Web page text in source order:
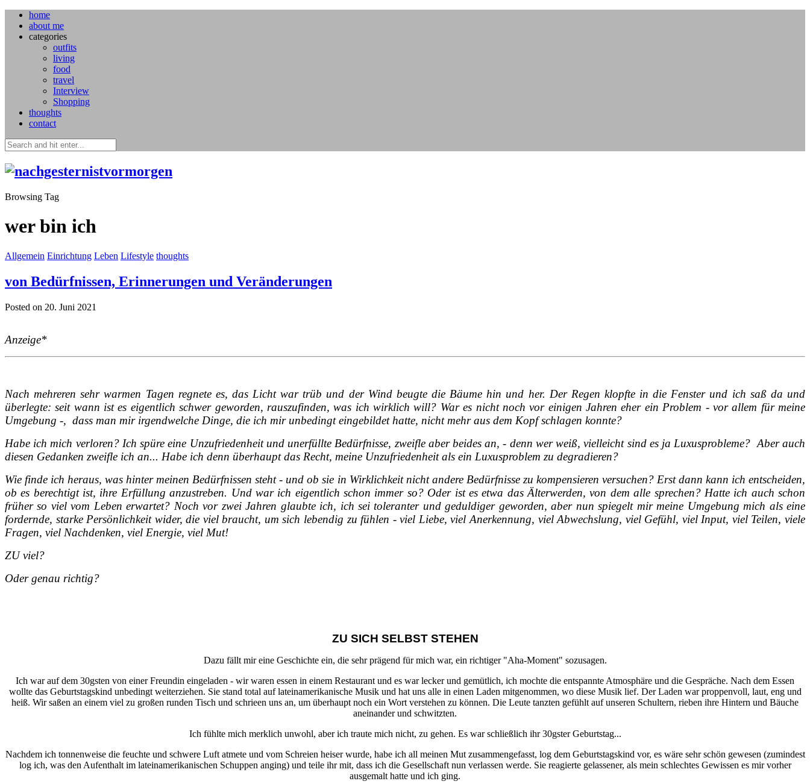
home
about me
categories
outfits
living
food
travel
Interview
Shopping
thoughts
contact
Browsing Tag
wer bin ich
Allgemein Einrichtung Leben Lifestyle thoughts
von Bedürfnissen, Erinnerungen und Veränderungen
Posted on 20. Juni 2021
Anzeige*
Nach mehreren sehr warmen Tagen regnete es, das Licht war trüb und der Wind beugte die Bäume hin und her. Der Regen klopfte in die Fenster und ich saß da und
überlegte: seit wann ist es eigentlich schwer geworden, rauszufinden, was ich wirklich will? War es nicht noch vor einigen Jahren eher ein Problem - vor allem für meine
Umgebung -, dass man mir irgendwelche Dinge, die ich mir unbedingt eingebildet hatte, nicht mehr aus dem Kopf schlagen konnte?
Habe ich mich verloren? Ich spüre eine Unzufriedenheit und unerfüllte Bedürfnisse, zweifle aber beides an, - denn wer weiß, vielleicht sind es ja Luxusprobleme? Aber auch
diesen Gedanken zweifle ich an... Habe ich denn überhaupt das Recht, meine Unzufriedenheit als ein Luxusproblem zu degradieren?
Wie finde ich heraus, was hinter meinen Bedürfnissen steht - und ob sie in Wirklichkeit nicht andere Bedürfnisse zu kompensieren versuchen? Erst dann kann ich entscheiden,
ob es berechtigt ist, ihre Erfüllung anzustreben. Und war ich eigentlich schon immer so? Oder ist es etwa das Älterwerden, von dem alle sprechen? Hatte ich auch schon
früher so viel vom Leben erwartet? Noch vor zwei Jahren glaubte ich, ich sei toleranter und geduldiger geworden, aber nun spiegelt mir meine Umgebung mich als eine
fordernde, starke Persönlichkeit wider, die viel braucht, um sich lebendig zu fühlen - viel Liebe, viel Anerkennung, viel Abwechslung, viel Gefühl, viel Input, viel Teilen, viele
Fragen, viel Nachdenken, viel Energie, viel Mut!
ZU viel?
Oder genau richtig?
ZU SICH SELBST STEHEN
Dazu fällt mir eine Geschichte ein, die sehr prägend für mich war, ein richtiger "Aha-Moment" sozusagen.
Ich war auf dem 30gsten von einer Freundin eingeladen - wir waren essen in einem Restaurant und es war lecker und gemütlich, ich mochte die entspannte Atmosphäre und die Gespräche. Nach dem Essen
wollte das Geburtstagskind unbedingt weiterziehen. Sie stand total auf lateinamerikanische Musik und hat uns alle in einen Laden mitgenommen, wo diese Musik lief. Der Laden war proppenvoll, laut, eng und
heiß. Wir saßen an einem viel zu großen runden Tisch und schrieen uns an, um überhaupt noch ein Wort verstehen zu können. Die Leute tanzten gefühlt auf unseren Schultern, rieben ihre Hintern und Bäuche
aneinander und schwitzten.
Ich fühlte mich merklich unwohl, aber ich traute mich nicht, zu gehen. Es war schließlich ihr 30gster Geburtstag...
Nachdem ich tonnenweise die feuchte und schwere Luft atmete und vom Schreien heiser wurde, habe ich all meinen Mut zusammengefasst, log dem Geburtstagskind vor, es wäre sehr schön gewesen (zumindest
log ich, was den Aufenthalt im lateinamerikanischen Schuppen anging) und teile ihr mit, dass ich die Gesellschaft nun verlassen werde. Sie reagierte gelassener, als mein schlechtes Gewissen es mir vorher
ausgemalt hatte und ich ging.